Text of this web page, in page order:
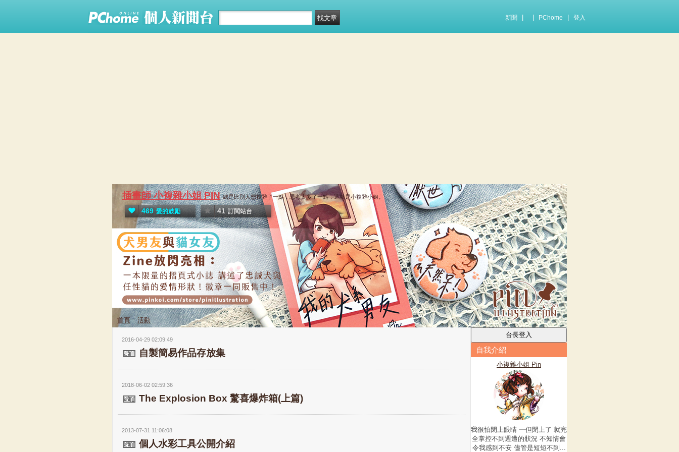
新聞 PChome 登入
插畫師 小複雜小姐 PIN 總是比別人想複雜了一點，思考太多了一點，這就是小複雜小姐。
469 愛的鼓勵 41 訂閱站台
首頁 活動
2016-04-29 02:09:49
自製簡易作品存放集
2018-06-02 02:59:36
The Explosion Box 驚喜爆炸箱(上篇)
2013-07-31 11:06:08
個人水彩工具公開介紹
自我介紹
小複雜小姐 Pin
我很怕閉上眼睛 一但閉上了 就完
全掌控不到週遭的狀況 不知情會
令我感到不安 儘管是短短不到...